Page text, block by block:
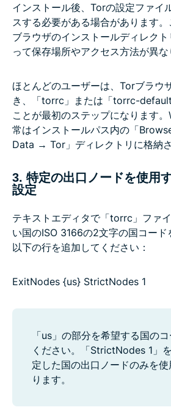
インストール後、Torの設定ファイ
スする必要がある場合があります
ブラウザのインストールディレク
って保存場所やアクセス方法が異な
ほとんどのユーザーは、Torブラウ
き、「torrc」または「torrc-
ことが最初のステップになります
常はインストールパス内の「
Data → Tor」ディレクトリに格納さ
3. 特定の出口ノードを使用
設定
テキストエディタで「torrc」ファ
い国のISO 3166の2文字の国コード
以下の行を追加してください：
ExitNodes {us} StrictNodes 1
「us」の部分を希望する国の
ください。「StrictNodes 1」
定した国の出口ノードのみを
ります。